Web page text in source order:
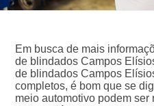
Em busca de mais
de blindados Campos
de blindados Campos
completos, é bom que se
meio automotivo podem